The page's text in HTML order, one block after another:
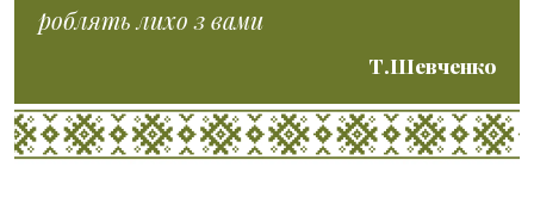
роблять лихо з вами
Т.Шевченко